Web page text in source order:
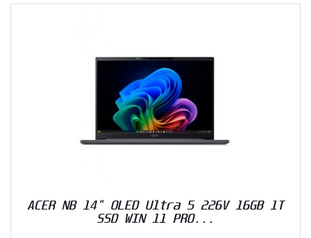
ACER NB 14" OLED Ultra 5 226V 16GB 1T
SSD WIN 11 PRO...